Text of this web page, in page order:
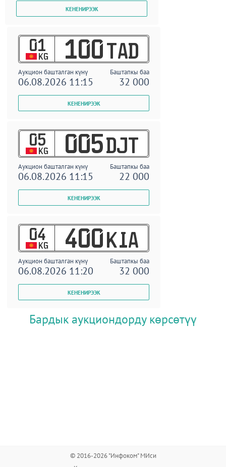
01
KG 100 TAD
Аукцион башталган күнү Баштапкы баа
06.08.2026 11:15 32 000
05
KG 005 DJT
Аукцион башталган күнү Баштапкы баа
06.08.2026 11:15 22 000
04
KG 400 KIA
Аукцион башталган күнү Баштапкы баа
06.08.2026 11:20 32 000
Бардык аукциондорду көрсөтүү
© 2016-2026 "Инфоком" МИси